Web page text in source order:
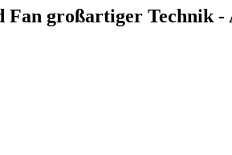
Fan großartiger Technik